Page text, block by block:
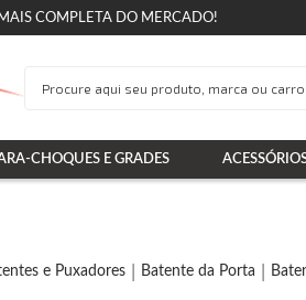
COMPLETA DO MERCADO!
CHOQUES E GRADES
e Puxadores Batente da Porta